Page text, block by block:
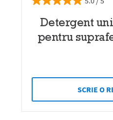
Detergent
pentru
SCRIE O